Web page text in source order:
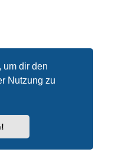
um dir den
Nutzung zu